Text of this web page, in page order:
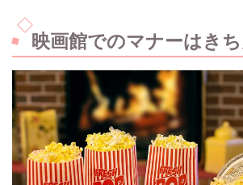
映画館でのマナーはき